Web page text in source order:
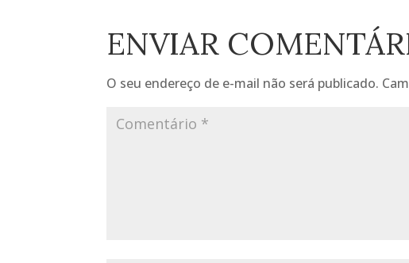
ENVIAR
O seu endereço de e-mail não será publicado.